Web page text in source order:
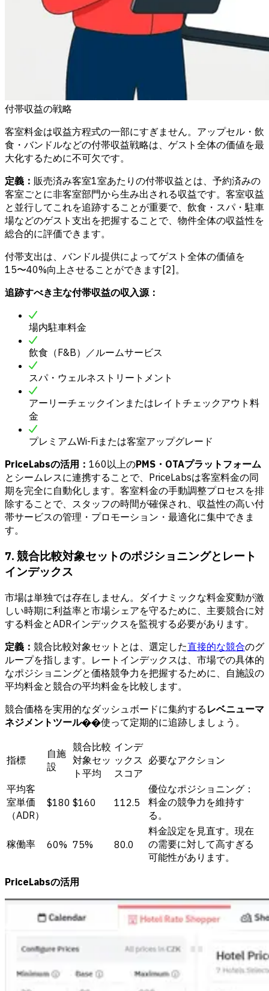
付帯収益の戦略
客室料金は収益方程式の一部にすぎません。アップセル・飲
食・バンドルなどの付帯収益戦略は、ゲスト全体の価値を最
大化するために不可欠です。
定義： 販売済み客室1室あたりの付帯収益とは、予約済みの
客室ごとに非客室部門から生み出される収益です。客室収益
と並行してこれを追跡することが重要で、飲食・スパ・駐車
場などのゲスト支出を把握することで、物件全体の収益性を
総合的に評価できます。
付帯支出は、バンドル提供によってゲスト全体の価値を
15〜40%向上させることができます[2]。
追跡すべき主な付帯収益の収入源：
場内駐車料金
飲食（F&B）／ルームサービス
スパ・ウェルネストリートメント
アーリーチェックインまたはレイトチェックアウト料
金
プレミアムWi-Fiまたは客室アップグレード
PriceLabsの活用： 160以上のPMS・OTAプラットフォーム
とシームレスに連携することで、PriceLabsは客室料金の同
期を完全に自動化します。客室料金の手動調整プロセスを排
除することで、スタッフの時間が確保され、収益性の高い付
帯サービスの管理・プロモーション・最適化に集中できま
す。
7. 競合比較対象セットのポジショニングとレート
インデックス
市場は単独では存在しません。ダイナミックな料金変動が激
しい時期に利益率と市場シェアを守るために、主要競合に対
する料金とADRインデックスを監視する必要があります。
定義： 競合比較対象セットとは、選定した直接的な競合のグ
ループを指します。レートインデックスは、市場での具体的
なポジショニングと価格競争力を把握するために、自施設の
平均料金と競合の平均料金を比較します。
競合価格を実用的なダッシュボードに集約する レベニューマ
ネジメントツール��使って定期的に追跡しましょう。
指標
自施
設
競合比較
対象セッ
ト平均
インデ
ックス
スコア
必要なアクション
平均客
室単価
（ADR）
$180 $160 112.5
優位なポジショニング：
料金の競争力を維持す
る。
稼働率 60% 75% 80.0
料金設定を見直す。現在
の需要に対して高すぎる
可能性があります。
PriceLabsの活用